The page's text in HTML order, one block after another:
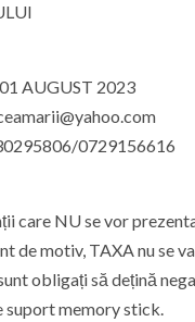
AUGUST 2023
0729156616
care NU se vor
de motiv, TAXA nu se
obligați să dețină
suport memory stick.